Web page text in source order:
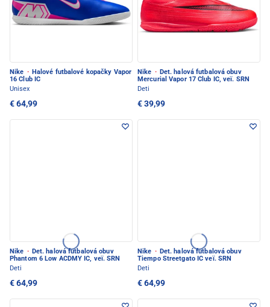
Nike · Halové futbalové kopačky Vapor
16 Club IC
Unisex
€ 64,99
Nike · Det. halová futbalová obuv
Mercurial Vapor 17 Club IC, veï. SRN
Deti
€ 39,99
Nike · Det. halová futbalová obuv
Phantom 6 Low ACDMY IC, veï. SRN
Deti
€ 64,99
Nike · Det. halová futbalová obuv
Tiempo Streetgato IC veï. SRN
Deti
€ 64,99